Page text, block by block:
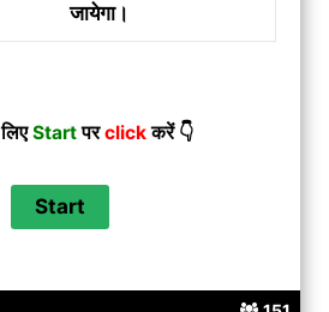
जायेगा।
Startपरclickकरें 👇